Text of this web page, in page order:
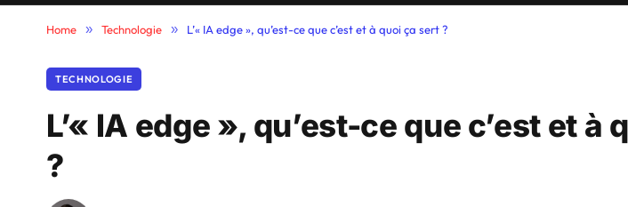
Home » Technologie » L’« IA edge », qu’est-ce que c’est et à quoi ça sert ?
TECHNOLOGIE
L’« IA edge », qu’est-ce que c’est et à
?